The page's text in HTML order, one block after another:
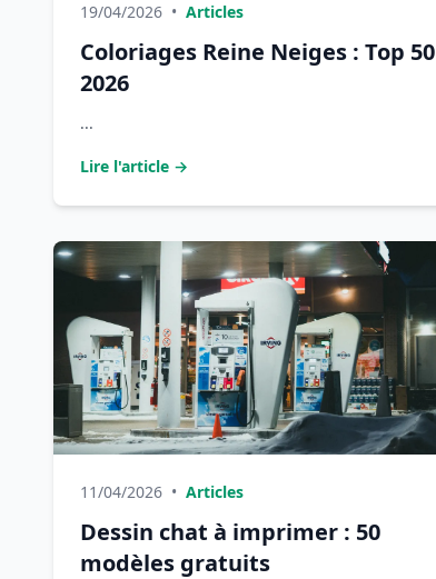
19/04/2026 • Articles
Coloriages Reine Neiges : Top 50
2026
...
Lire l'article →
11/04/2026 • Articles
Dessin chat à imprimer : 50
modèles gratuits